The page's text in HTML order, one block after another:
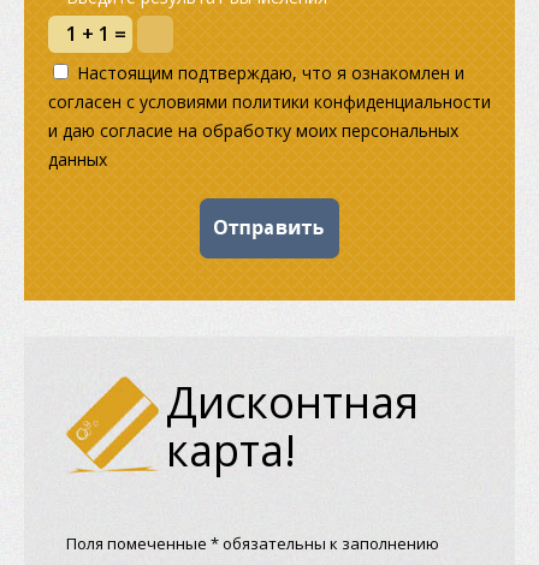
Настоящим подтверждаю, что я ознакомлен и
согласен с условиями политики конфиденциальности
и даю согласие на обработку моих персональных
данных
Дисконтная
карта!
Поля помеченные * обязательны к заполнению